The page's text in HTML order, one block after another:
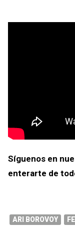
Síguenos en
enterarte de
ARI BOROVOY